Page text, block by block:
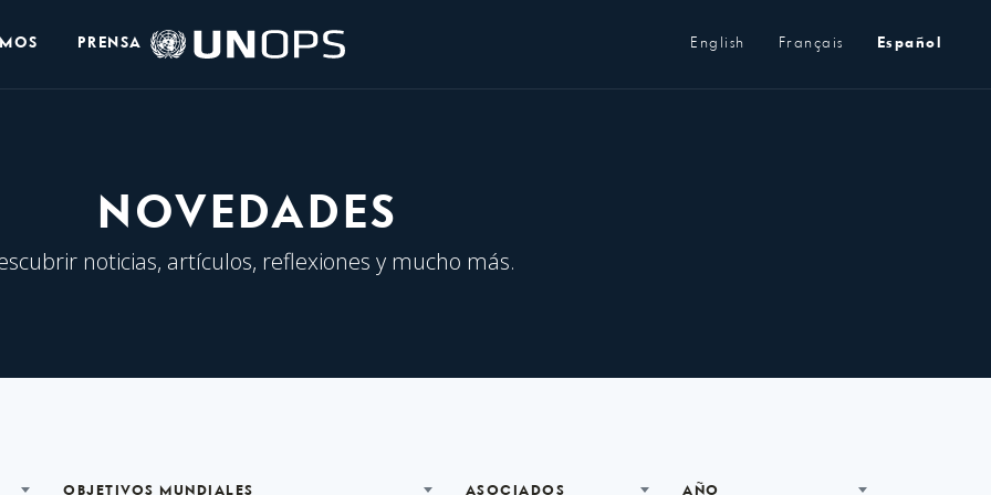
Logo
de
PRENSA English Français Español
NOVEDADES
noticias, artículos, reflexiones y mucho más.
OBJETIVOS MUNDIALES ASOCIADOS AÑO